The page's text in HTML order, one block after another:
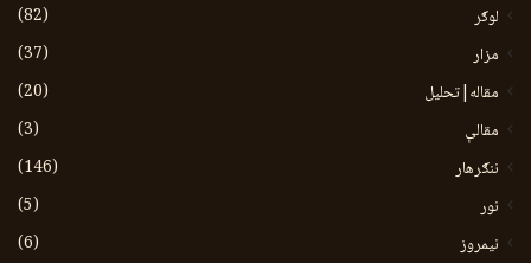
لوګر
(82)
مزار
(37)
مقاله|تحلیل
(20)
مقالې
(3)
ننګرهار
(146)
نور
(5)
نيمروز
(6)